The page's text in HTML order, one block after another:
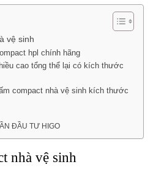
vệ sinh
hpl chính hãng
cao tổng thể lại có kích thước
compact nhà vệ sinh kích thước
ĐẦU TƯ HIGO
nhà vệ sinh